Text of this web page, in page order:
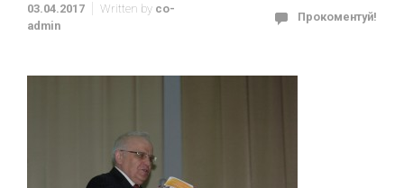
03.04.2017 Written by co-
admin
Прокоментуй!